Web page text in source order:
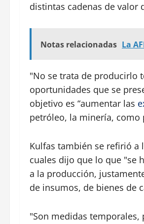
distintas cadenas de valor
Notas relacionadas La
"No se trata de producirlo
oportunidades que se
objetivo es “aumentar las
petróleo, la minería, como
Kulfas también se refirió a
cuales dijo que lo que "se
a la producción,
de insumos, de bienes de
"Son medidas